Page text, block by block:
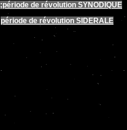
;période de révolution SYNODIQUE
période de révolution SIDERALE